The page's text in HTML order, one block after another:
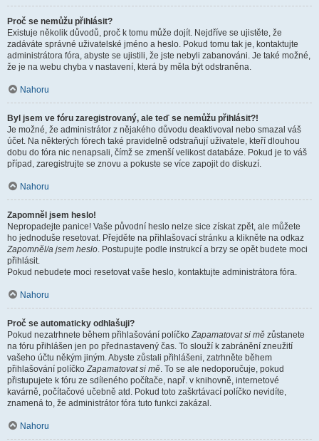
Proč se nemůžu přihlásit?
Existuje několik důvodů, proč k tomu může dojít. Nejdříve se ujistěte, že
zadáváte správné uživatelské jméno a heslo. Pokud tomu tak je, kontaktujte
administrátora fóra, abyste se ujistili, že jste nebyli zabanováni. Je také možné,
že je na webu chyba v nastavení, která by měla být odstraněna.
Nahoru
Byl jsem ve fóru zaregistrovaný, ale teď se nemůžu přihlásit?!
Je možné, že administrátor z nějakého důvodu deaktivoval nebo smazal váš
účet. Na některých fórech také pravidelně odstraňují uživatele, kteří dlouhou
dobu do fóra nic nenapsali, čímž se zmenší velikost databáze. Pokud je to váš
případ, zaregistrujte se znovu a pokuste se více zapojit do diskuzí.
Nahoru
Zapomněl jsem heslo!
Nepropadejte panice! Vaše původní heslo nelze sice získat zpět, ale můžete
ho jednoduše resetovat. Přejděte na přihlašovací stránku a klikněte na odkaz
Zapomněl/a jsem heslo. Postupujte podle instrukcí a brzy se opět budete moci
přihlásit.
Pokud nebudete moci resetovat vaše heslo, kontaktujte administrátora fóra.
Nahoru
Proč se automaticky odhlašuji?
Pokud nezatrhnete během přihlašování políčkoZapamatovat si mě zůstanete
na fóru přihlášen jen po přednastavený čas. To slouží k zabránění zneužití
vašeho účtu někým jiným. Abyste zůstali přihlášeni, zatrhněte během
přihlašování políčkoZapamatovat si mě. To se ale nedoporučuje, pokud
přistupujete k fóru ze sdíleného počítače, např. v knihovně, internetové
kavárně, počítačové učebně atd. Pokud toto zaškrtávací políčko nevidíte,
znamená to, že administrátor fóra tuto funkci zakázal.
Nahoru